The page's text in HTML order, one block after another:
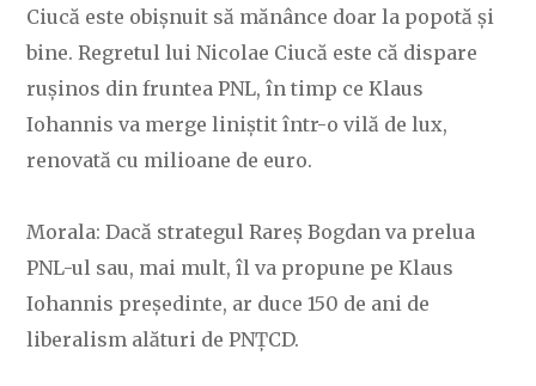
Ciucă este obișnuit să mănânce doar la popotă și
bine. Regretul lui Nicolae Ciucă este că dispare
rușinos din fruntea PNL, în timp ce Klaus
Iohannis va merge liniștit într-o vilă de lux,
renovată cu milioane de euro.
Morala: Dacă strategul Rareș Bogdan va prelua
PNL-ul sau, mai mult, îl va propune pe Klaus
Iohannis președinte, ar duce 150 de ani de
liberalism alături de PNȚCD.